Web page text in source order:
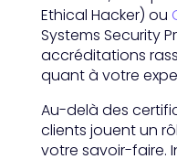
Ethical Hacker) ou
Systems Security
accréditations
quant à votre
Au-delà des
clients jouent un
votre savoir-faire.